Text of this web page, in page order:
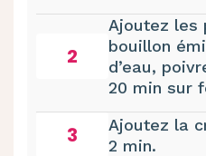
2
Ajoutez les
bouillon
d’eau,
20 min sur
3
Ajoutez la
2 min.